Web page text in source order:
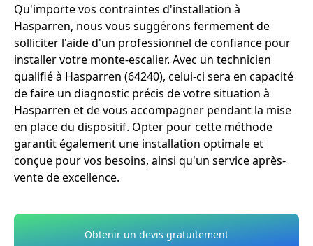
Qu'importe vos contraintes d'installation à
Hasparren, nous vous suggérons fermement de
solliciter l'aide d'un professionnel de confiance pour
installer votre monte-escalier. Avec un technicien
qualifié à Hasparren (64240), celui-ci sera en capacité
de faire un diagnostic précis de votre situation à
Hasparren et de vous accompagner pendant la mise
en place du dispositif. Opter pour cette méthode
garantit également une installation optimale et
conçue pour vos besoins, ainsi qu'un service après-
vente de excellence.
Obtenir un devis gratuitement